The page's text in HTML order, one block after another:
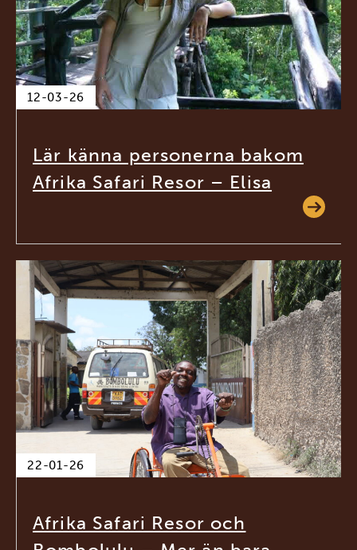
12-03-26
Lär känna personerna bakom
Afrika Safari Resor – Elisa
22-01-26
Afrika Safari Resor och